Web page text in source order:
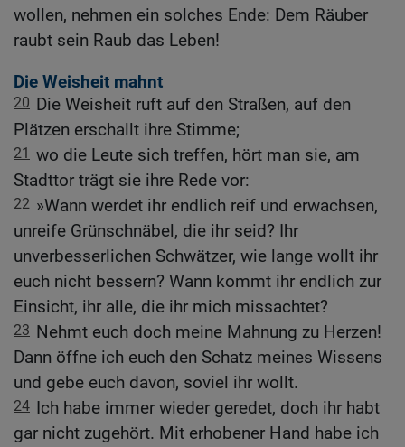
wollen, nehmen ein solches Ende: Dem Räuber
raubt sein Raub das Leben!
Die Weisheit mahnt
20 Die Weisheit ruft auf den Straßen, auf den
Plätzen erschallt ihre Stimme;
21 wo die Leute sich treffen, hört man sie, am
Stadttor trägt sie ihre Rede vor:
22 »Wann werdet ihr endlich reif und erwachsen,
unreife Grünschnäbel, die ihr seid? Ihr
unverbesserlichen Schwätzer, wie lange wollt ihr
euch nicht bessern? Wann kommt ihr endlich zur
Einsicht, ihr alle, die ihr mich missachtet?
23 Nehmt euch doch meine Mahnung zu Herzen!
Dann öffne ich euch den Schatz meines Wissens
und gebe euch davon, soviel ihr wollt.
24 Ich habe immer wieder geredet, doch ihr habt
gar nicht zugehört. Mit erhobener Hand habe ich